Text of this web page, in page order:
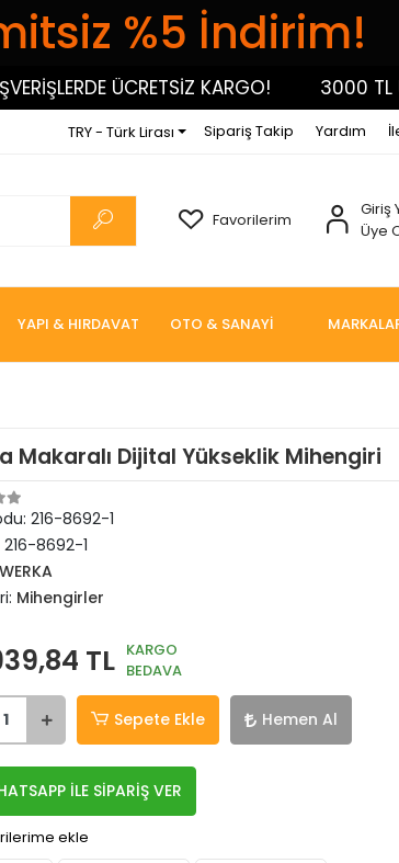
%5 İndirim!
ÜCRETSİZ KARGO! 3000 TL
TRY - Türk Lirası Sipariş Takip Yardım
Favorilerim
Giriş
Üye
YAPI & HIRDAVAT OTO & SANAYİ
Makaralı Dijital Yükseklik Mihengiri
216-8692-1
216-8692-1
WERKA
Mihengirler
TL KARGO
BEDAVA
Sepete Ekle Hemen Al
İLE SİPARİŞ VER
ekle